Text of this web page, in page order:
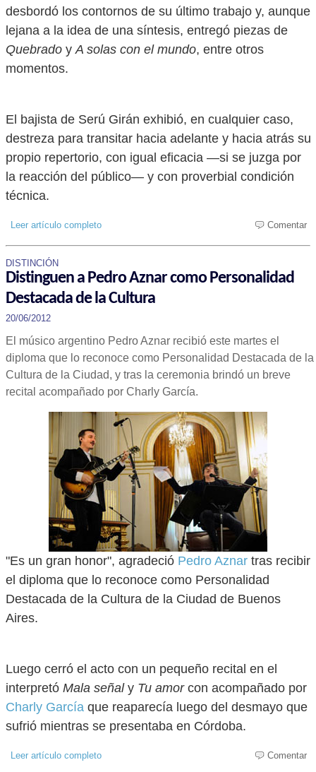
desbordó los contornos de su último trabajo y, aunque
lejana a la idea de una síntesis, entregó piezas de
Quebrado yA solas con el mundo, entre otros
momentos.
El bajista de Serú Girán exhibió, en cualquier caso,
destreza para transitar hacia adelante y hacia atrás su
propio repertorio, con igual eficacia —si se juzga por
la reacción del público— y con proverbial condición
técnica.
Leer artículo completo Comentar
DISTINCIÓN
Distinguen a Pedro Aznar como Personalidad
Destacada de la Cultura
20/06/2012
El músico argentino Pedro Aznar recibió este martes el
diploma que lo reconoce como Personalidad Destacada de la
Cultura de la Ciudad, y tras la ceremonia brindó un breve
recital acompañado por Charly García.
"Es un gran honor", agradeció Pedro Aznar tras recibir
el diploma que lo reconoce como Personalidad
Destacada de la Cultura de la Ciudad de Buenos
Aires.
Luego cerró el acto con un pequeño recital en el
interpretó Mala señaly Tu amorcon acompañado por
Charly García que reaparecía luego del desmayo que
sufrió mientras se presentaba en Córdoba.
Leer artículo completo Comentar